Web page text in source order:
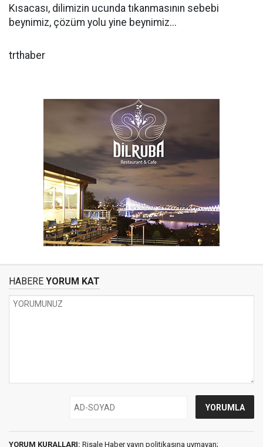
Kısacası, dilimizin ucunda tıkanmasının sebebi
beynimiz, çözüm yolu yine beynimiz...
trthaber
HABERE YORUM KAT
YORUM KURALLARI: Risale Haber yayın politikasına uymayan;